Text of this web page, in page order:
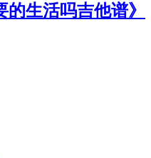
生活吗吉他谱》